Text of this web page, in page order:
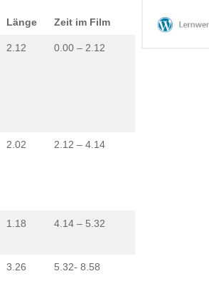
Länge Zeit im Film
2.12 0.00 – 2.12
2.02 2.12 – 4.14
1.18 4.14 – 5.32
3.26 5.32- 8.58